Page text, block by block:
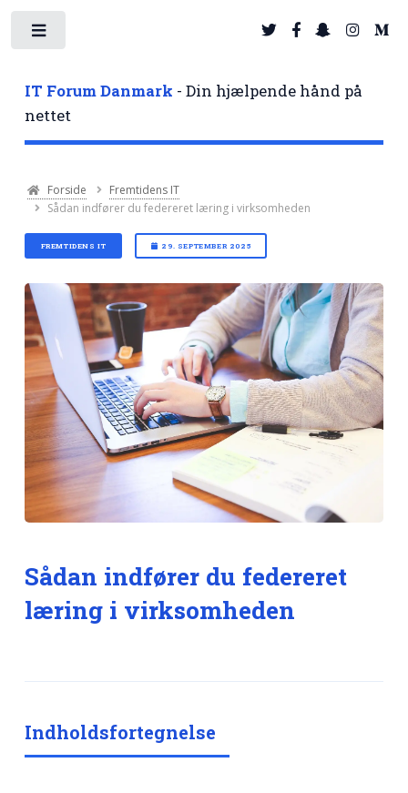
IT Forum Danmark - Din hjælpende hånd på
nettet
Forside
Fremtidens IT
Sådan indfører du federeret læring i virksomheden
FREMTIDENS IT 29. SEPTEMBER 2025
Sådan indfører du federeret
læring i virksomheden
Indholdsfortegnelse